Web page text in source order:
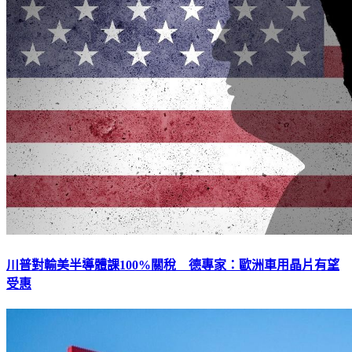
川普對輸美半導體課100%關稅 德專家：歐洲車用晶片有望
受惠